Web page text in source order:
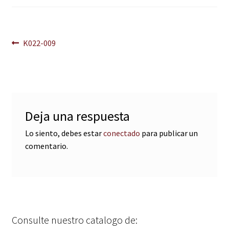
Navegación
Anterior:
K022-009
Deja una respuesta
Lo siento, debes estarconectado para publicar un
comentario.
Consulte nuestro catalogo de: